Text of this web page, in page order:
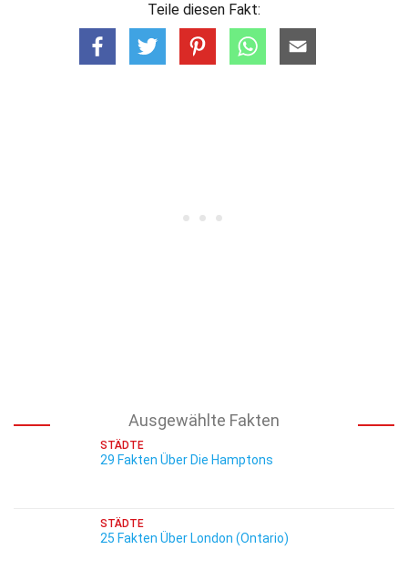
Teile diesen Fakt:
Ausgewählte Fakten
STÄDTE
29 Fakten Über Die Hamptons
STÄDTE
25 Fakten Über London (Ontario)